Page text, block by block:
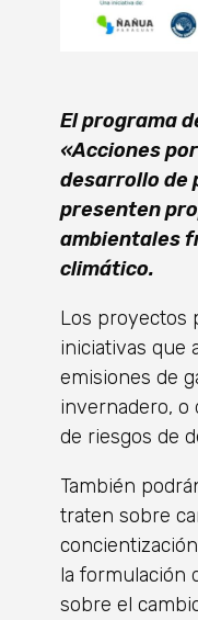
El programa
«Acciones
desarrollo de
presenten
ambientales
climático.
Los proyectos
iniciativas que
emisiones de
invernadero, o
de riesgos de
También
traten sobre
la formulación
sobre el